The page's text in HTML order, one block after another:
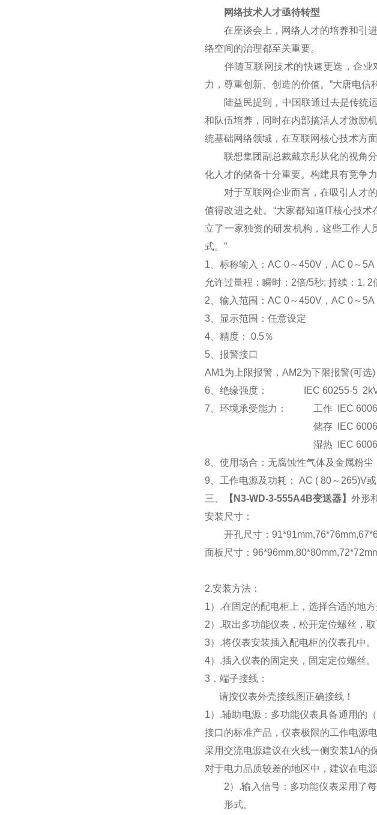
网络技术人才亟待转型
在座谈会上，网络人才的培养和引进
络空间的治理都至关重要。
伴随互联网技术的快速更迭，企业
力，尊重创新、创造的价值。”大唐电信
陆益民提到，中国联通过去是传统运
和队伍培养，同时在内部搞活人才激励
统基础网络领域，在互联网核心技术方
联想集团副总裁戴京彤从化的视角分
化人才的储备十分重要。构建具有竞争
对于互联网企业而言，在吸引人才的
值得改进之处。“大家都知道IT核心技
立了一家独资的研发机构，这些工作人
式。”
1 、标称输入：AC 0～450V ，AC 0～5A
允许过量程：瞬时：2倍/5秒; 持续：1. 2
2 、输入范围：AC 0～450V ，AC 0～5A
3
显示范围： 任意设定
4 、精度： 0.5％
5
报警接口
AM1为上限报警，AM2为下限报警(可选)
6
绝缘强度： IEC 60255-5
7
环境承受能力： 工作 IEC
储存 IEC
湿热 IEC
8 、使用场合：无腐蚀性气体及金属粉
9 、工作电源及功耗： AC ( 80～265)V
三、
【 N3-WD-3-555A4B变送器】 外形
安装尺寸：
开孔尺寸：
面板尺寸：
2.安装方法：
1）.在固定的配电柜上，选择合适的地
2）.取出多功能仪表，松开定位螺丝，取
3）.将仪表安装插入配电柜的仪表孔中。
4）.插入仪表的固定夹，固定定位螺丝。
3 ．端子接线：
请按仪表外壳接线图正确接线！
1） .辅助电源：多功能仪表具备通用的（
接口的标准产品，仪表极限的工作电源
采用交流电源建议在火线一侧安装1A的
对于电力品质较差的地区中，建议在电
2） .输入信号：多功能仪表采用了
形式。